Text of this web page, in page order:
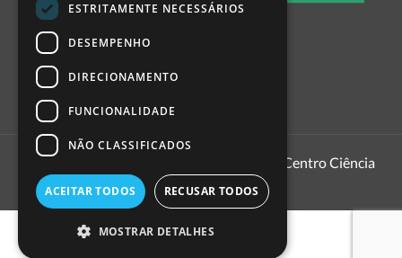
1999 - 2026
Pavilhão do Conhecimento | Centro Ciência
ESTRITAMENTE NECESSÁRIOS
DESEMPENHO
DIRECIONAMENTO
FUNCIONALIDADE
NÃO CLASSIFICADOS
ACEITAR TODOS RECUSAR TODOS
MOSTRAR DETALHES